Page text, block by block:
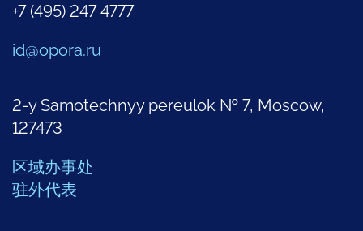
+7 (495) 247 4777
id@opora.ru
2-y Samotechnyy pereulok № 7, Moscow,
127473
区域办事处
驻外代表